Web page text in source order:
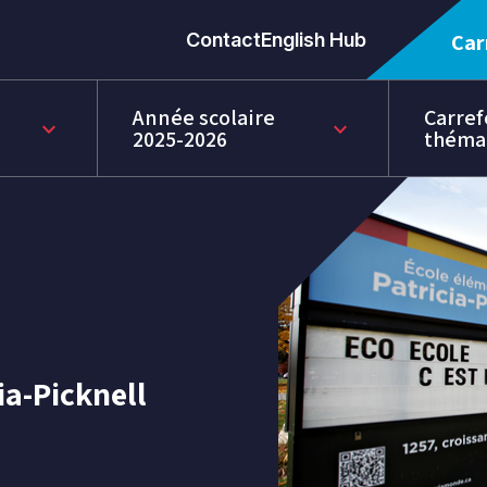
ContactEnglish Hub
keyboard_arrow_down Année scolaire
2025-2026 keyboard_arrow_down
Picknell